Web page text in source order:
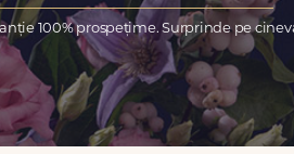
100% prospețime. Surprinde pe